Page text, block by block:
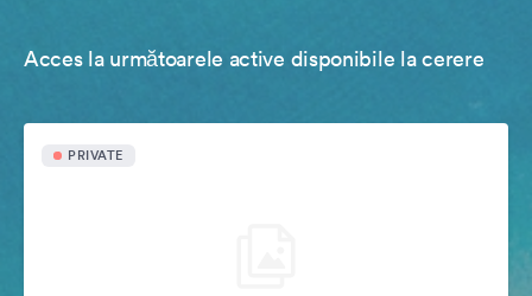
Acces la următoarele active disponibile la cerere
PRIVATE